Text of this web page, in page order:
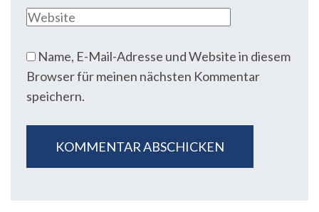
Name, E-Mail-Adresse und Website in diesem
Browser für meinen nächsten Kommentar
speichern.